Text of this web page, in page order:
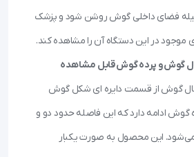
فضای داخلی گوش روشن شود و پزشک
موجود در این دستگاه آن را مشاهده کند.
گوش و پرده گوش قابل مشاهده
گوش از قسمت دایره ای شکل گوش
گوش ادامه دارد که این فاصله حدود دو و
می‌شود. این محصول به صورت یکبار